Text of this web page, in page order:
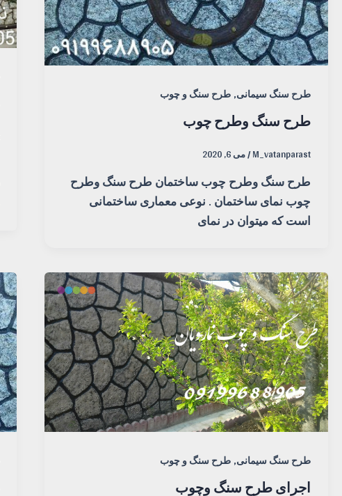
طرح سنگ سیمانی,طرح سنگ و چوب
طرح سنگ وطرح چوب
M_vatanparast
/می 6, 2020
طرح سنگ وطرح چوب ساختمان طرح سنگ وطرح
چوب نمای ساختمان . نوعی معماری ساختمانی
است که میتوان در نمای
طرح سنگ سیمانی,طرح سنگ و چوب
اجرای طرح سنگ وچوب